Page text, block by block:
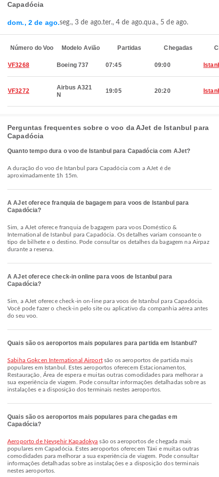
Capadócia
dom., 2 de ago.seg., 3 de ago.ter., 4 de ago.qua., 5 de ago.
Número do Voo Modelo Avião Partidas Chegadas
VF3268 Boeing 737 07:45 09:00
VF3272
Airbus A321
N
19:05 20:20
Perguntas frequentes sobre o voo da AJet de Istanbul para
Capadócia
Quanto tempo dura o voo de Istanbul para Capadócia com AJet?
A duração do voo de Istanbul para Capadócia com a AJet é de
aproximadamente 1h 15m.
A AJet oferece franquia de bagagem para voos de Istanbul para
Capadócia?
Sim, a AJet oferece franquia de bagagem para voos Doméstico &
International de Istanbul para Capadócia. Os detalhes variam consoante o
tipo de bilhete e o destino. Pode consultar os detalhes da bagagem na Airpaz
durante a reserva.
A AJet oferece check-in online para voos de Istanbul para
Capadócia?
Sim, a AJet oferece check-in on-line para voos de Istanbul para Capadócia.
Você pode fazer o check-in pelo site ou aplicativo da companhia aérea antes
do seu voo.
Quais são os aeroportos mais populares para partida em Istanbul?
Sabiha Gokcen International Airportsão os aeroportos de partida mais
populares em Istanbul. Estes aeroportos oferecem Estacionamentos,
Restauração, Área de espera e muitas outras comodidades para melhorar a
sua experiência de viagem. Pode consultar informações detalhadas sobre as
instalações e a disposição dos terminais nestes aeroportos.
Quais são os aeroportos mais populares para chegadas em
Capadócia?
Aeroporto de Nevşehir Kapadokya são os aeroportos de chegada mais
populares em Capadócia. Estes aeroportos oferecem Táxi e muitas outras
comodidades para melhorar a sua experiência de viagem. Pode consultar
informações detalhadas sobre as instalações e a disposição dos terminais
nestes aeroportos.